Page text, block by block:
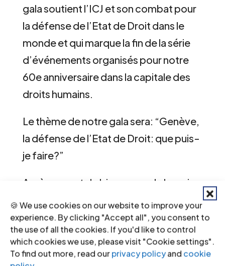
🍪 We use cookies on our website to improve your
experience. By clicking "Accept all", you consent to
the use of all the cookies. If you'd like to control
which cookies we use, please visit "Cookie settings".
To find out more, read ourprivacy policyand cookie
gala soutient l’ICJ et son combat pour
la défense de l’Etat de Droit dans le
monde et qui marque la fin de la série
d’événements organisés pour notre
60e anniversaire dans la capitale des
droits humains.
Le thème de notre gala sera: “Genève,
la défense de l’Etat de Droit: que puis-
je faire?”
Après un mot de bienvenue de la maire
de Genève et une présentation de Me
Pierre de Preux, ancien Bâtonnier de
l’Ordre des avocats de Genève, les
Commissaires de l’ICJ incluant Sir